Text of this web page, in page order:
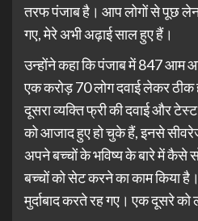
तरफ पंजाब है। आप लोगों से पूछ
गए, मेरे अभी अढ़ाई साल हुए हैं।
उन्होंने कहा कि पंजाब में 847 आम
एक करोड़ 70 लोग दवाई लेकर ठीक
दूसरा व्यक्ति फ्री की दवाई और
को आजाद हुए हो चुके हैं, इनसे
अपने बच्चों के भविष्य के बारे में कैसे
बच्चों को सेट करने का काम किया
मुर्दाबाद करते रह गए। एक दूसरे